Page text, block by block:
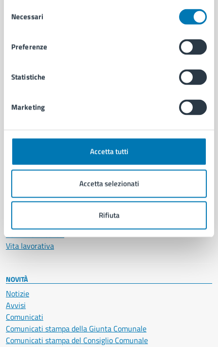
delNecessari
Preferenze
Statistiche
Marketing
Accetta tutti
Accetta selezionati
Rifiuta
Municipalità
Uffici
Politici
Intranet, posta aziendale e protocollo
CATEGORIE DI SERVIZIO
Anagrafe e stato civile
Cultura e tempo libero
Educazione e formazione
Giustizia e sicurezza pubblica
Servizi Cimiteriali
Vita lavorativa
NOVITÀ
Notizie
Avvisi
Comunicati
Comunicati stampa della Giunta Comunale
Comunicati stampa del Consiglio Comunale